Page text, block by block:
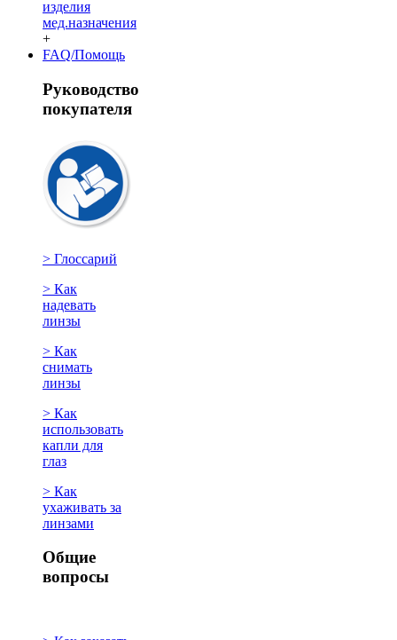
+
FAQ/Помощь
Руководство
покупателя
> Глоссарий
> Как
надевать
линзы
> Как
снимать
линзы
> Как
использовать
капли для
глаз
> Как
ухаживать за
линзами
Общие
вопросы